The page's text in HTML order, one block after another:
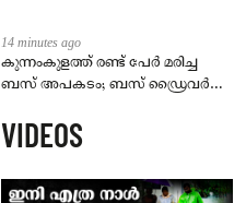
14 minutes ago
കുന്നംകുളത്ത് രണ്ട് പേർ മരിച്ച
ബസ് അപകടം; ബസ് ഡ്രൈവർ
VIDEOS